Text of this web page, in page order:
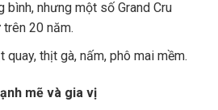
bình, nhưng một số Grand Cru
20 năm.
quay, thịt gà, nấm, phô mai mềm.
mẽ và gia vị